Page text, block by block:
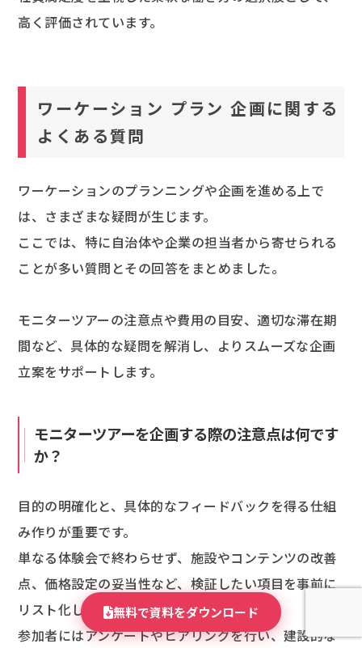
高く評価されています。
ワーケーション プラン 企画に関する
よくある質問
ワーケーションのプランニングや企画を進める上で
は、さまざまな疑問が生じます。
ここでは、特に自治体や企業の担当者から寄せられる
ことが多い質問とその回答をまとめました。
モニターツアーの注意点や費用の目安、適切な滞在期
間など、具体的な疑問を解消し、よりスムーズな企画
立案をサポートします。
モニターツアーを企画する際の注意点は何です
か？
目的の明確化と、具体的なフィードバックを得る仕組
み作りが重要です。
単なる体験会で終わらせず、施設やコンテンツの改善
点、価格設定の妥当性など、検証したい項目を事前に
リスト化します。
参加者にはアンケートやヒアリングを行い、建設的な
無料で資料をダウンロード